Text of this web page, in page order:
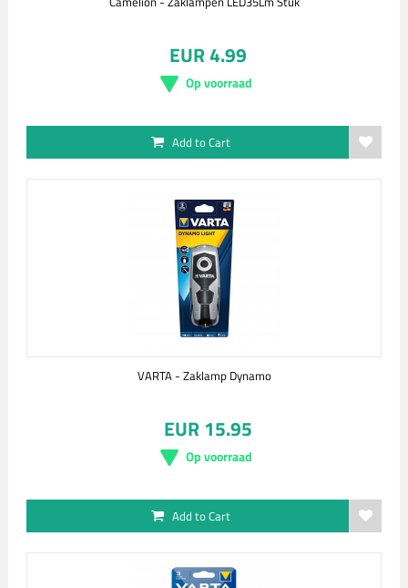
EUR 4.99
Op voorraad
Add to Cart
VARTA - Zaklamp Dynamo
EUR 15.95
Op voorraad
Add to Cart